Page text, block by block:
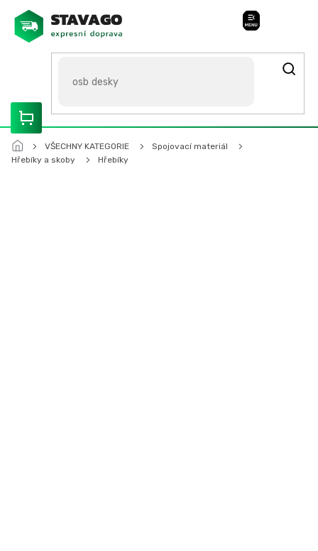
obsah
ROZVÁŽÍME OLOMOUCKO, SVITAVSKO, ŠUMPERSKO, BRNO,
PARDUBICE, HRADEC KRÁLOVÉ
VŠECHNY KATEGORIE
Spojovací materiál
Hřebíky a skoby
Hřebíky
Stavago Podpora